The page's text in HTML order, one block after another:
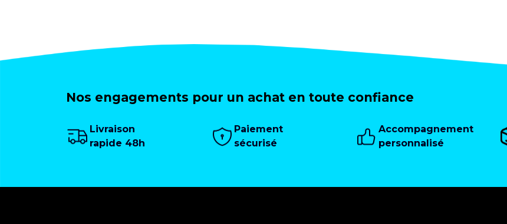
Nos engagements pour un achat en toute confiance
Livraison
rapide 48h
Paiement
sécurisé
Accompagnement
personnalisé